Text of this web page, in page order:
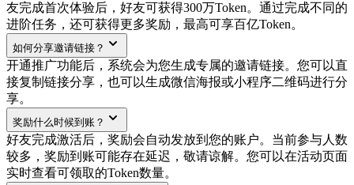
友完成首次体验后，好友可获得300万Token。通过完成不同的
进阶任务，还可获得更多奖励，最高可享百亿Token。
如何分享邀请链接？
开通推广功能后，系统会为您生成专属的邀请链接。您可以直
接复制链接分享，也可以生成微信海报或小程序二维码进行分
享。
奖励什么时候到账？
好友完成激活后，奖励会自动发放到您的账户。当前参与人数
较多，奖励到账可能存在延迟，敬请谅解。您可以在活动页面
实时查看可领取的Token数量。